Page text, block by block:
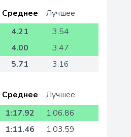
Среднее
Лучшее
4.21
3.54
4.00
3.47
5.71 3.16
Среднее
Лучшее
1:17.92
1:06.86
1:11.46 1:03.59